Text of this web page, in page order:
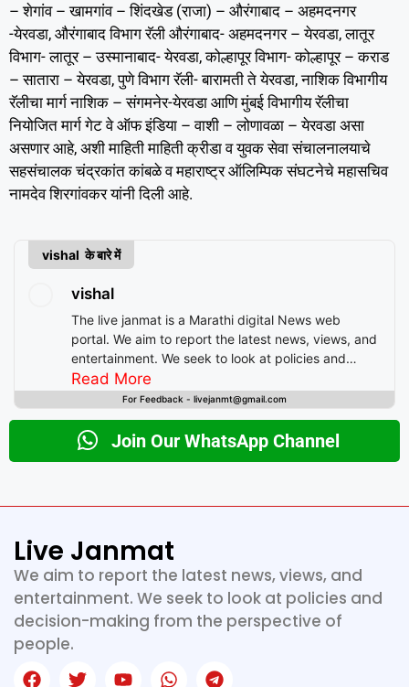
– शेगांव – खामगांव – शिंदखेड (राजा) – औरंगाबाद – अहमदनगर
-येरवडा, औरंगाबाद विभाग रॅली औरंगाबाद- अहमदनगर – येरवडा, लातूर
विभाग- लातूर – उस्मानाबाद- येरवडा, कोल्हापूर विभाग- कोल्हापूर – कराड
– सातारा – येरवडा, पुणे विभाग रॅली- बारामती ते येरवडा, नाशिक विभागीय
रॅलीचा मार्ग नाशिक – संगमनेर-येरवडा आणि मुंबई विभागीय रॅलीचा
नियोजित मार्ग गेट वे ऑफ इंडिया – वाशी – लोणावळा – येरवडा असा
असणार आहे, अशी माहिती माहिती क्रीडा व युवक सेवा संचालनालयाचे
सहसंचालक चंद्रकांत कांबळे व महाराष्ट्र ऑलिम्पिक संघटनेचे महासचिव
नामदेव शिरगांवकर यांनी दिली आहे.
vishal के बारे में
vishal
The live janmat is a Marathi digital News web
portal. We aim to report the latest news, views, and
entertainment. We seek to look at policies and
decision-making from the perspective of people.
Read More
For Feedback - livejanmt@gmail.com
Join Our WhatsApp Channel
Live Janmat
We aim to report the latest news, views, and
entertainment. We seek to look at policies and
decision-making from the perspective of
people.